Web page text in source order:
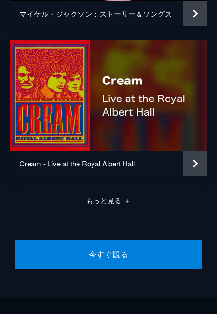
マイケル・ジャクソン：ストーリー＆ソングス
Cream - Live at the Royal Albert Hall
もっと見る ＋
今すぐ観る